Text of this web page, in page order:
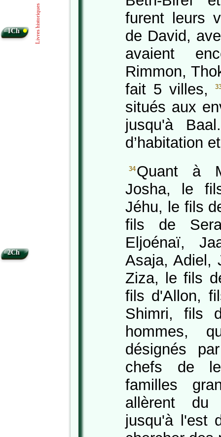
furent leurs
de David,
avaient
Rimmon,
fait 5 villes,
situés aux
jusqu'à
d’habitation
34 Quant à
Josha, le
Jéhu, le fils
fils de
Eljoénaï,
Asaja, Adiel,
Ziza, le fils
fils d'Allon,
Shimri, fils
hommes,
désignés
chefs de
familles
allèrent du
jusqu'à l'est
1Ch
2Ch
Livres historiques
•